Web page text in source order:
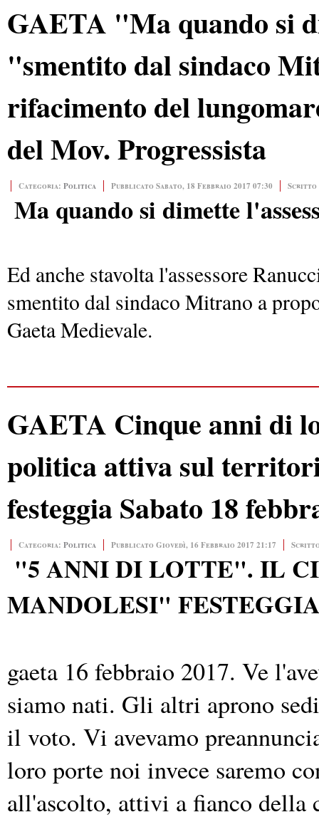
GAETA "Ma quando si
"smentito dal sindaco
rifacimento del
del Mov. Progressista
Categoria: Politica Pubblicato Sabato, 18 Febbraio 2017 07:30 Scritto
Ma quando si dimette
Ed anche stavolta l'assessore
smentito dal sindaco Mitrano a
Gaeta Medievale.
GAETA Cinque anni di
politica attiva sul
festeggia Sabato 18
Categoria: Politica Pubblicato Giovedì, 16 Febbraio 2017 21:17 Scritto
"5 ANNI DI LOTTE". IL
MANDOLESI"
gaeta 16 febbraio 2017. Ve
siamo nati. Gli altri aprono
il voto. Vi avevamo
loro porte noi invece saremo
all'ascolto, attivi a fianco della